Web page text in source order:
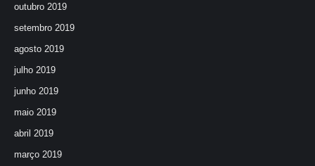
outubro 2019
setembro 2019
agosto 2019
julho 2019
junho 2019
maio 2019
abril 2019
março 2019